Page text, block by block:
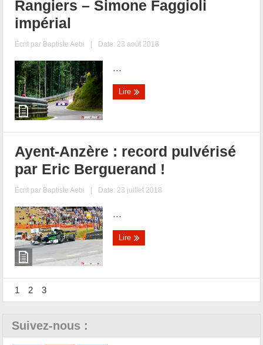
Rangiers – Simone Faggioli
impérial
Écrit par Baptiste Aebi | Date: 23 août 2018
...
Lire
Ayent-Anzère : record pulvérisé
par Eric Berguerand !
Écrit par Baptiste Aebi | Date: 23 juillet 2018
...
Lire
1 2 3
Suivez-nous :